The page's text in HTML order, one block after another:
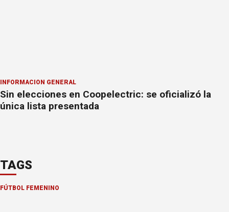
INFORMACION GENERAL
Sin elecciones en Coopelectric: se oficializó la
única lista presentada
TAGS
FÚTBOL FEMENINO